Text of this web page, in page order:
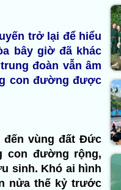
trở lại để hiểu
bây giờ đã khác
đoàn vẫn âm
con đường được
đến vùng đất Đức
con đường rộng,
sinh. Khó ai hình
nửa thế kỷ trước